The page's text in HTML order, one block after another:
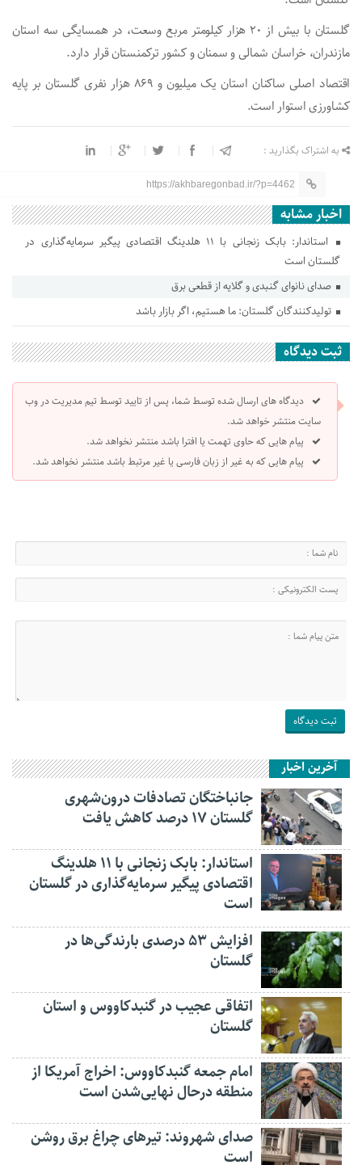
گلستان با بیش از ۲۰ هزار کیلومتر مربع وسعت، در همسایگی سه استان
مازندران، خراسان شمالی و سمنان و کشور ترکمنستان قرار دارد.
اقتصاد اصلی ساکنان استان یک میلیون و ۸۶۹ هزار نفری گلستان بر پایه
کشاورزی استوار است.
به اشتراک بگذارید :
https://akhbaregonbad.ir/?p=4462
اخبار مشابه
استاندار: بابک زنجانی با ۱۱ هلدینگ اقتصادی پیگیر سرمایه‌گذاری در
گلستان است
صدای نانوای گنبدی و گلایه از قطعی برق
تولیدکنندگان گلستان: ما هستیم، اگر بازار باشد
ثبت دیدگاه
دیدگاه های ارسال شده توسط شما، پس از تایید توسط تیم مدیریت در وب
سایت منتشر خواهد شد.
پیام هایی که حاوی تهمت یا افترا باشد منتشر نخواهد شد.
پیام هایی که به غیر از زبان فارسی یا غیر مرتبط باشد منتشر نخواهد شد.
آخرین اخبار
جانباختگان تصادفات درون‌شهری
گلستان ۱۷ درصد کاهش یافت
استاندار: بابک زنجانی با ۱۱ هلدینگ
اقتصادی پیگیر سرمایه‌گذاری در گلستان
است
افزایش ۵۳ درصدی بارندگی‌ها در
گلستان
اتفاقی عجیب در‌ گنبدکاووس و استان
گلستان
امام جمعه گنبدکاووس: اخراج آمریکا از
منطقه درحال نهایی‌شدن است
صدای شهروند: تیرهای چراغ برق روشن
است